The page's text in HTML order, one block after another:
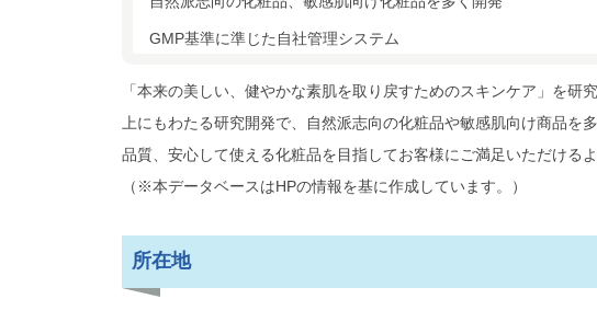
GMP基準に準じた自社管理システム
「本来の美しい、健やかな素肌を取り戻すためのスキンケア」を研
上にもわたる研究開発で、自然派志向の化粧品や敏感肌向け商品を
品質、安心して使える化粧品を目指してお客様にご満足いただける
（※本データベースはHPの情報を基に作成しています。）
所在地